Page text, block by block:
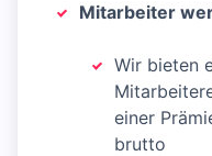
Mitarbeiter
Wir bieten
einer
brutto